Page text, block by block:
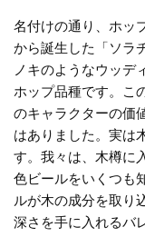
名付けの通り、ホッ
から誕生した「ソラ
ノキのようなウッデ
ホップ品種です。こ
のキャラクターの価
はありました。実は
す。我々は、木樽に
色ビールをいくつも
ルが木の成分を取り
深さを手に入れるバ